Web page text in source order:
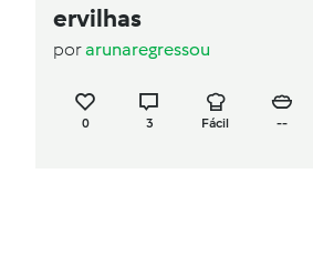
ervilhas
porarunaregressou
0 3 Fácil --